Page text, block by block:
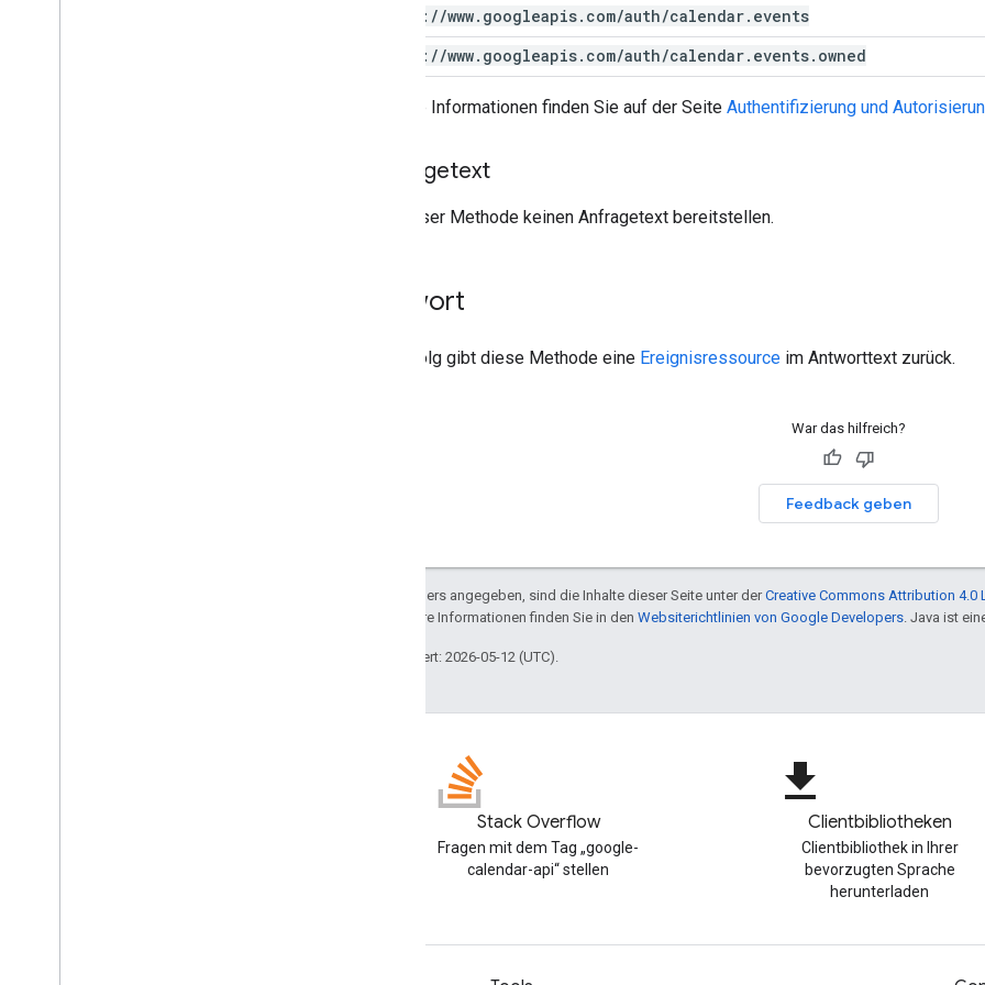
https: //www. googleapis. com/auth/calendar. events
https: //www. googleapis. com/auth/calendar. events. owned
Weitere Informationen finden Sie auf der Seite Authentifizierung und
Anfragetext
Mit dieser Methode keinen Anfragetext bereitstellen.
Antwort
Bei Erfolg gibt diese Methode eine Ereignisressource im Antworttext zurück.
War das hilfreich?
Feedback geben
Sofern nicht anders angegeben, sind die Inhalte dieser Seite unter derCreative Commons Attribution 4.0
lizenziert. Weitere Informationen finden Sie in den Websiterichtlinien von Google Developers . Java ist
Zuletzt aktualisiert: 2026-05-12 (UTC).
Stack Overflow
Fragen mit dem Tag „google-
calendar-api“ stellen
file_download
Clientbibliotheken
Clientbibliothek in Ihrer
bevorzugten Sprache
herunterladen